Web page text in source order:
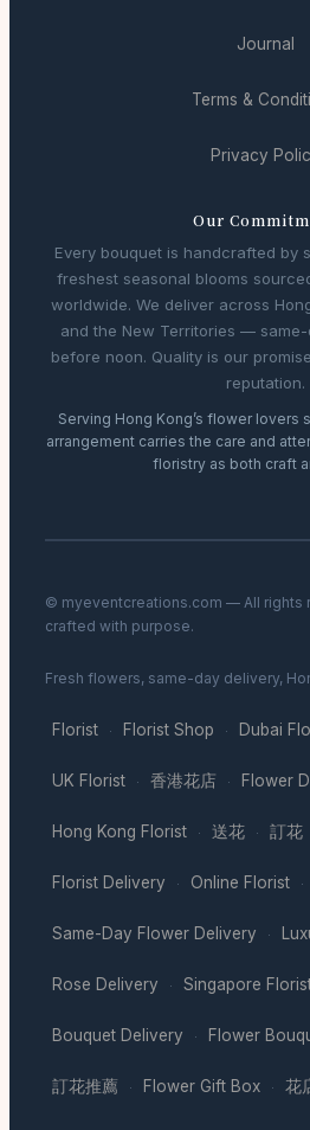
Journal
Terms &
Privacy
Our
Every bouquet is handcrafted by
freshest seasonal blooms
worldwide. We deliver across
and the New Territories —
before noon. Quality is our
reputation.
Serving Hong Kong’s flower lovers
arrangement carries the care and
floristry as both craft
© myeventcreations.com — All rights
crafted with purpose.
Fresh flowers, same-day delivery,
Florist · Florist Shop · Dubai
UK Florist · 香港花店 · Flower
Hong Kong Florist · 送花 · 訂花
Florist Delivery · Online Florist ·
Same-Day Flower Delivery ·
Rose Delivery · Singapore
Bouquet Delivery · Flower
訂花推薦 · Flower Gift Box · 花